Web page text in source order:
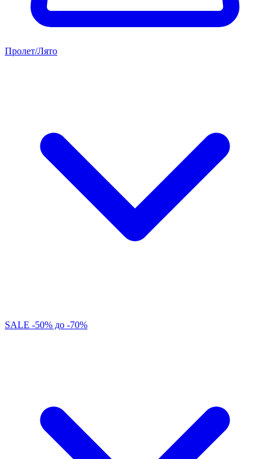
Пролет/Лято
SALE -50% до -70%